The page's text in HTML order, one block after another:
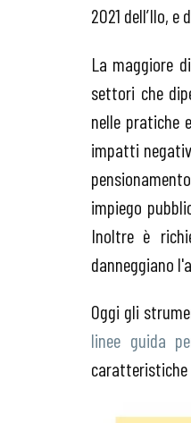
2021 dell’Ilo,
La maggiore
settori che
nelle pratiche
impatti
impiego
Inoltre è
danneggiano
Oggi gli
linee guida
caratteristiche